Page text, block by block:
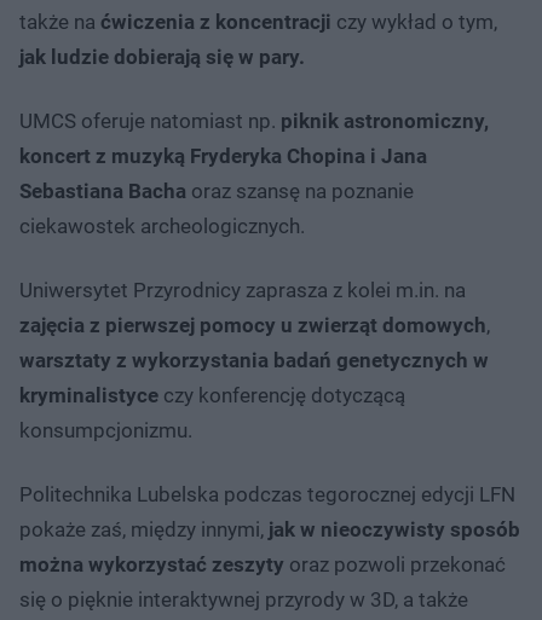
także na ćwiczenia z koncentracji czy wykład o tym,
jak ludzie dobierają się w pary.
UMCS oferuje natomiast np. piknik astronomiczny,
koncert z muzyką Fryderyka Chopina i Jana
Sebastiana Bacha oraz szansę na poznanie
ciekawostek archeologicznych.
Uniwersytet Przyrodnicy zaprasza z kolei m.in. na
zajęcia z pierwszej pomocy u zwierząt domowych,
warsztaty z wykorzystania badań genetycznych w
kryminalistyce czy konferencję dotyczącą
konsumpcjonizmu.
Politechnika Lubelska podczas tegorocznej edycji LFN
pokaże zaś, między innymi, jak w nieoczywisty sposób
można wykorzystać zeszyty oraz pozwoli przekonać
się o pięknie interaktywnej przyrody w 3D, a także